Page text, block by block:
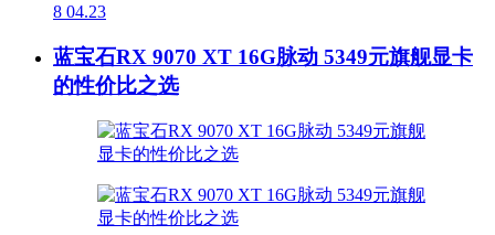
8 04.23
蓝宝石RX 9070 XT 16G脉动 5349元旗舰显卡
的性价比之选